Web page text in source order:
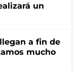
un
a fin de
mucho